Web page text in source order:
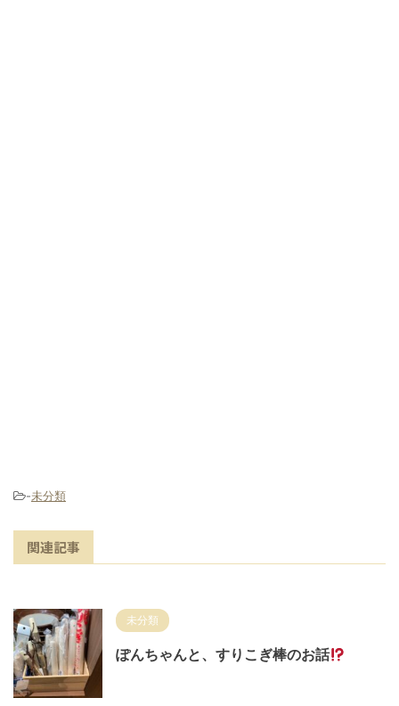
-未分類
関連記事
未分類
ぽんちゃんと、すりこぎ棒のお話